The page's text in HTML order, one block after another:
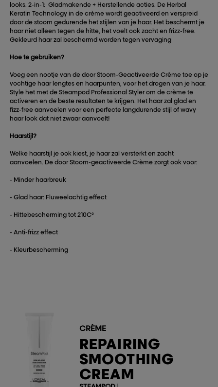
looks. 2-in-1: Gladmakende + Herstellende acties. De Herbal
Keratin Technology in de crème wordt geactiveerd en verspreid
door de stoom gedurende het stijlen van je haar. Het beschermt je
haar niet alleen tegen de hitte, het voelt ook zacht en frizz-free.
Gekleurd haar zal beschermd worden tegen vervaging
Hoe te gebruiken?
Voeg een nootje van de door Stoom-Geactiveerde Crème toe op je
vochtige haar lengtes en haarpunten, voor het drogen van je haar.
Style het met de Steampod Professional Styler om de crème te
activeren en de beste resultaten te krijgen. Het haar zal glad en
fizz-free aanvoelen voor een perfecte langdurende stijl of wavy
haar look dat niet zwaar aanvoelt!
Haarstijl?
Welke haarstijl je ook kiest, je haar zal versterkt en zacht
aanvoelen. De door Stoom-geactiveerde Crème zorgt ook voor:
- Minder haarbreuk
- Glad haar: Fluweelachtig effect
- Hittebescherming tot 210Cº
- Anti-frizz effect
- Kleurbescherming
CRÈME
REPAIRING
SMOOTHING
CREAM